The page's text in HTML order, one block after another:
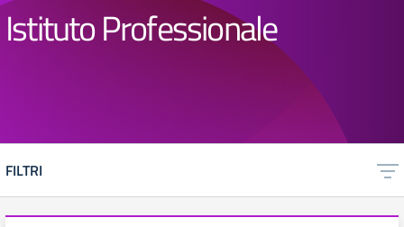
Istituto Professionale
FILTRI